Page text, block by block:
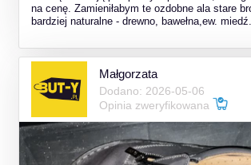
na cenę. Zamieniłabym te ozdobne ala stare
bardziej naturalne - drewno, bawełna,ew.
Małgorzata
Dodano: 2026-05-06
Opinia zweryfikowana